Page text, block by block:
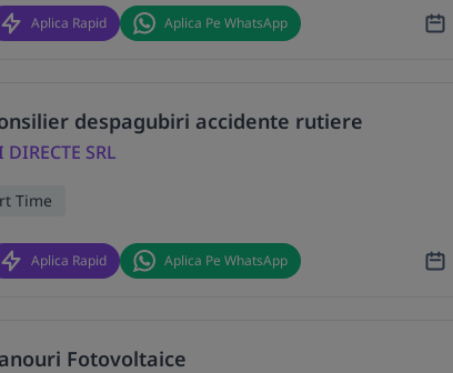
Aplica Rapid Aplica Pe WhatsApp
despagubiri accidente rutiere
SRL
Time
Aplica Rapid Aplica Pe WhatsApp
Fotovoltaice